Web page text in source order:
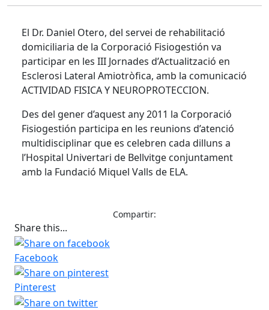
El Dr. Daniel Otero, del servei de rehabilitació
domiciliaria de la Corporació Fisiogestión va
participar en les III Jornades d’Actualització en
Esclerosi Lateral Amiotròfica, amb la comunicació
ACTIVIDAD FISICA Y NEUROPROTECCION.
Des del gener d’aquest any 2011 la Corporació
Fisiogestión participa en les reunions d’atenció
multidisciplinar que es celebren cada dilluns a
l’Hospital Univertari de Bellvitge conjuntament
amb la Fundació Miquel Valls de ELA.
Compartir:
Share this...
Facebook
Pinterest